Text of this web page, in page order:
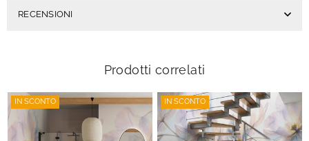
RECENSIONI
Prodotti correlati
IN SCONTO IN SCONTO